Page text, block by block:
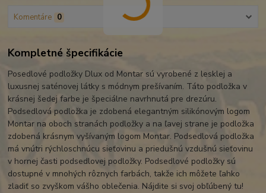
Komentáre 0
Kompletné špecifikácie
Posedlové podložky Dlux od Montar sú vyrobené z lesklej a
luxusnej saténovej látky s módnym prešívaním. Táto podložka v
krásnej šedej farbe je špeciálne navrhnutá pre drezúru.
Podsedlová podložka je zdobená elegantným silikónovým logom
Montar na oboch stranách podložky a na ľavej strane je podložka
zdobená krásnym vyšívaným logom Montar. Podsedlová podložka
má vnútri rýchloschnúcu sieťovinu a priedušnú vzdušnú sieťovinu
v hornej časti podsedlovej podložky. Podsedlové podložky sú
dostupné v mnohých rôznych farbách, takže ich môžete ľahko
zladiť so zvyškom vášho oblečenia. Nájdite si svoj obľúbený tu!